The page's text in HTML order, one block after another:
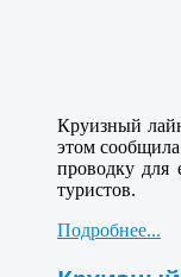
Круизный
этом
проводку для
туристов.
Подробнее...